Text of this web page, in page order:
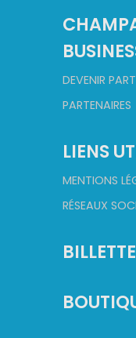
DEVENIR
PARTENAIRES
LIENS
MENTIONS
RÉSEAUX